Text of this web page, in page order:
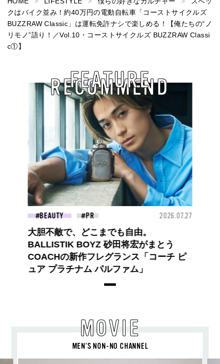
クはバイク並み！約40万円の電動自転車「コーストサイクルズ
BUZZRAW Classic」は運転免許ナシで楽しめる！【俺たちの“ノ
リモノ”語り！／Vol.10・コーストサイクルズ BUZZRAW Classi
c①】
RECOMMEND
FEATURE
BEAUTY 2026.07.27
大胆不敵で、どこまでも自由。
BALLISTIK BOYZ 砂田将宏がまとう
COACHの新作フレグランス「コーチ ピ
ュア プラチナム パルファム」
MOVIE
MEN’S NON-NO CHANNEL